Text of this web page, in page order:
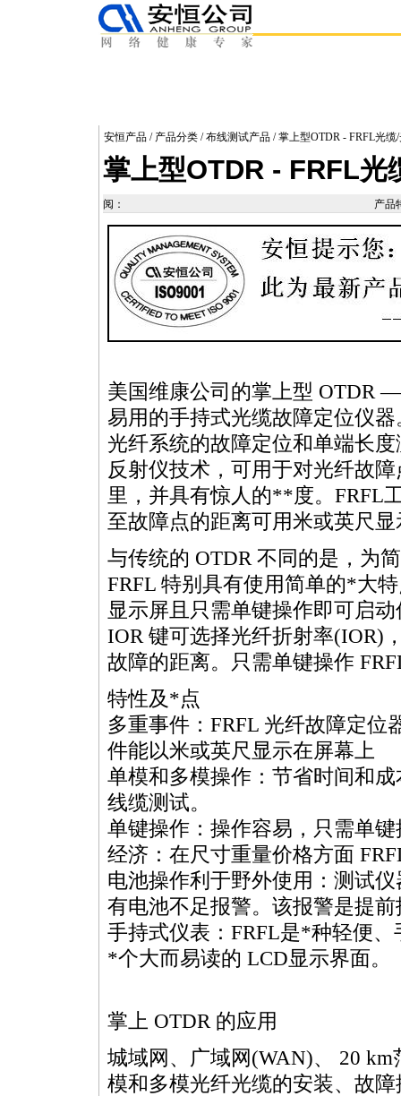
安恒产品 / 产品分类 /布线测试产品 / 掌上型OTDR - FRFL光
掌上型OTDR - FRFL光
阅： 产品
美国维康公司的掌上型 OTDR
易用的手持式光缆故障定位仪
光纤系统的故障定位和单端长
反射仪技术，可用于对光纤故
里，并具有惊人的**度。FRFL
至故障点的距离可用米或英尺显
与传统的 OTDR 不同的是，为
FRFL 特别具有使用简单的*大
显示屏且只需单键操作即可启
IOR 键可选择光纤折射率(IOR)
故障的距离。只需单键操作
特性及 *点
多重事件：FRFL 光纤故障定位
件能以米或英尺显示在屏幕上
单模和多模操作：节省时间和成
线缆测试。
单键操作：操作容易，只需单
经济：在尺寸重量价格方面
电池操作利于野外使用：测试
有电池不足报警。该报警是提
手持式仪表：FRFL是*种轻便、
*个大而易读的 LCD显示界面。
掌上 OTDR 的应用
城域网、广域网(WAN)、 20
模和多模光纤光缆的安装、故